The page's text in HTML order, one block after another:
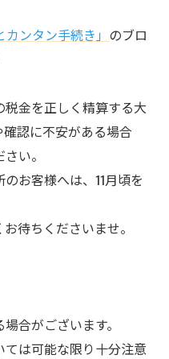
ンタン手続き」 のブロ
金を正しく精算する大
認に不安がある場合
い。
お客様へは、11月頃を
待ちくださいませ。
合がございます。
は可能な限り十分注意